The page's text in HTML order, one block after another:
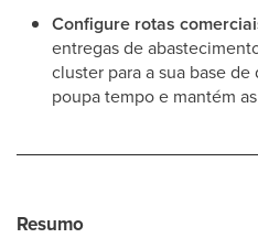
Configure rotas
entregas de
cluster para a sua base
poupa tempo e mantém
Resumo